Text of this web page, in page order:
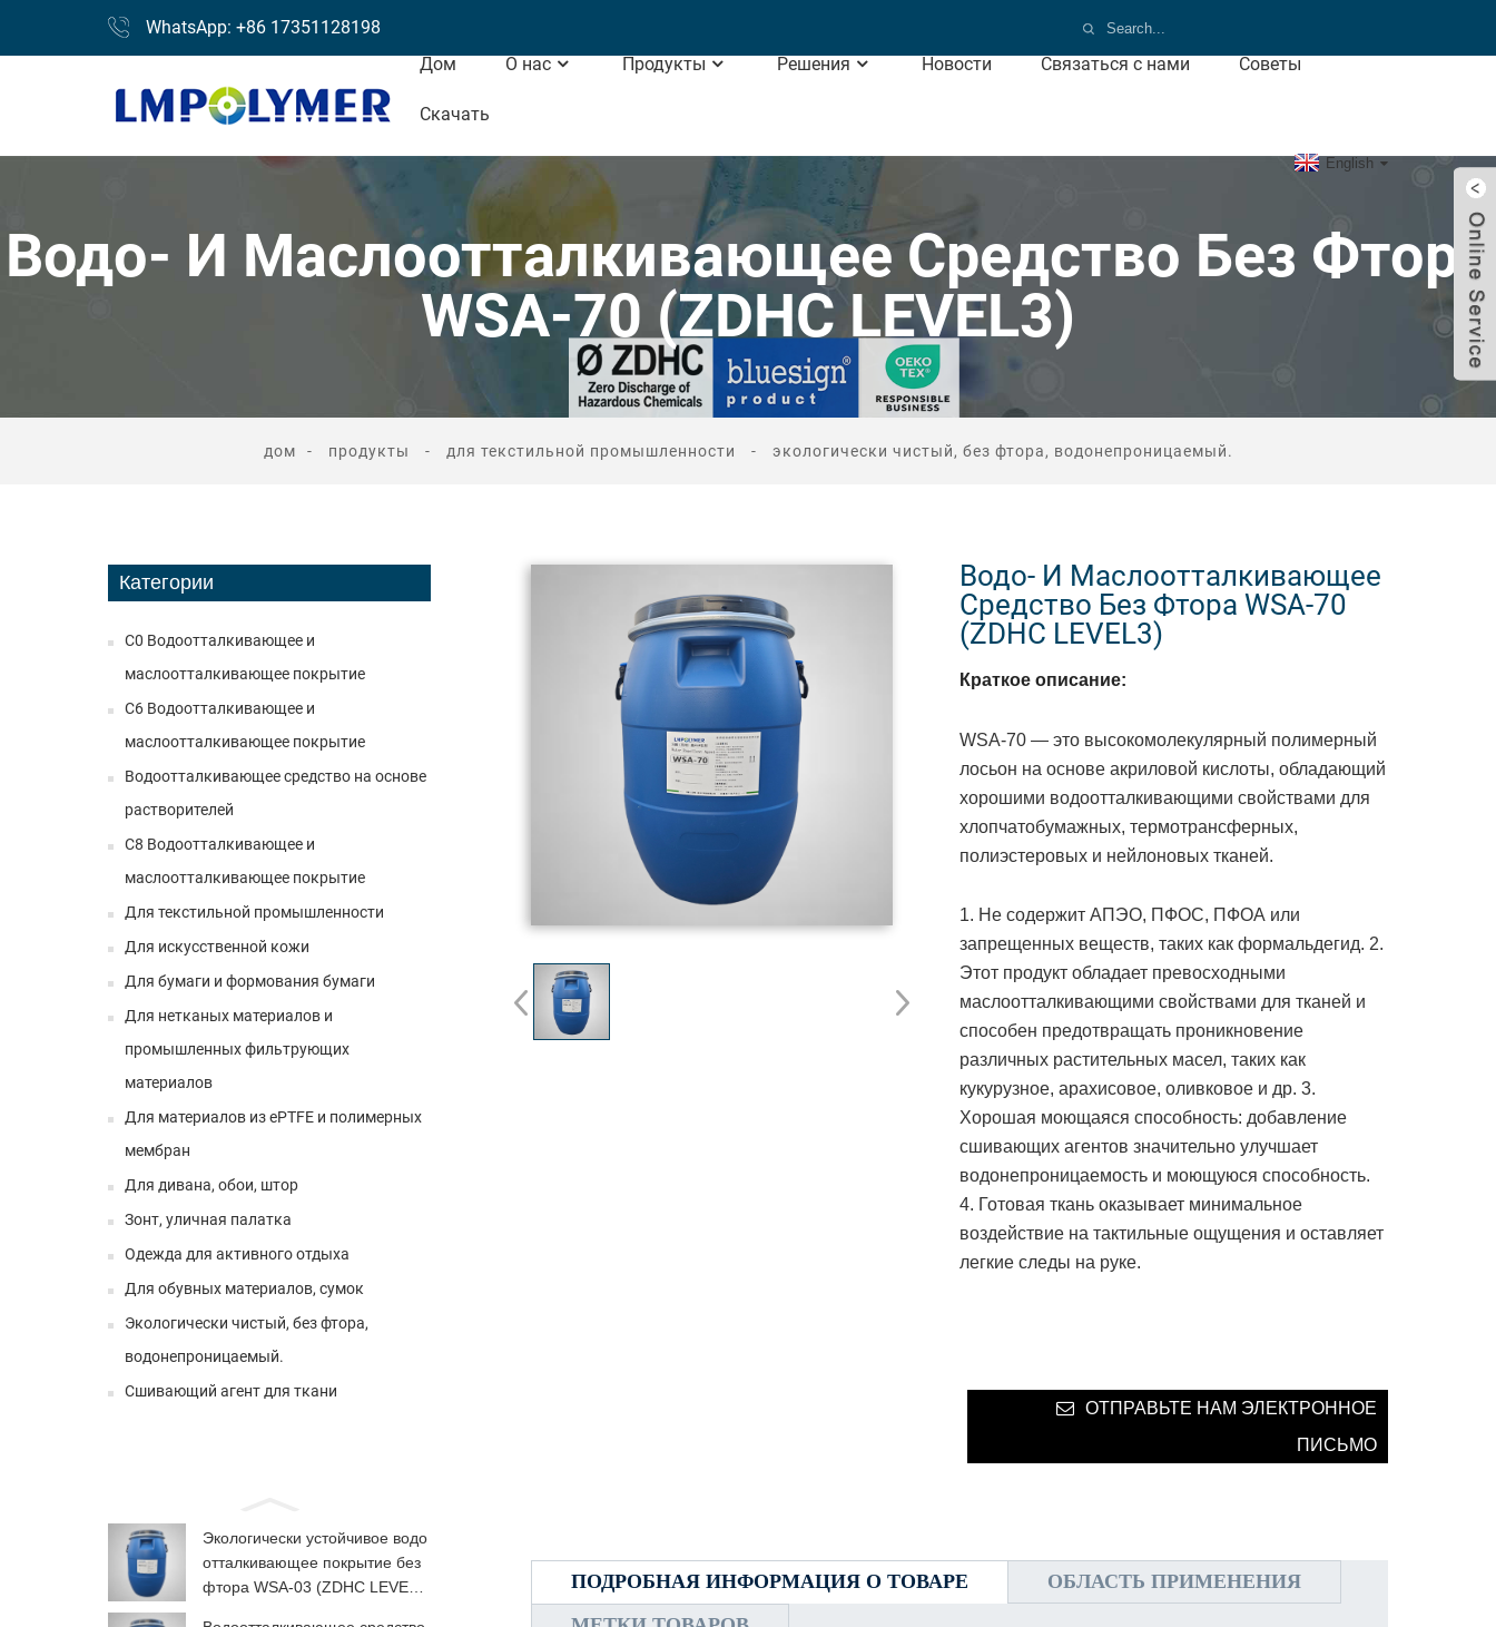
WhatsApp: +86 17351128198
Дом
О нас Продукты Решения Новости Связаться с нами Советы
Скачать
English
Водо- И Маслоотталкивающее Средство Без Фтора
WSA-70 (ZDHC LEVEL3)
дом продукты для текстильной промышленности экологически чистый, без фтора, водонепроницаемый.
Категории
C0 Водоотталкивающее и
маслоотталкивающее покрытие
C6 Водоотталкивающее и
маслоотталкивающее покрытие
Водоотталкивающее средство на основе
растворителей
C8 Водоотталкивающее и
маслоотталкивающее покрытие
Для текстильной промышленности
Для искусственной кожи
Для бумаги и формования бумаги
Для нетканых материалов и
промышленных фильтрующих
материалов
Для материалов из ePTFE и полимерных
мембран
Для дивана, обои, штор
Зонт, уличная палатка
Одежда для активного отдыха
Для обувных материалов, сумок
Экологически чистый, без фтора,
водонепроницаемый.
Сшивающий агент для ткани
Экологически устойчивое водо
отталкивающее покрытие без
фтора WSA-03 (ZDHC LEVEL
Водо- И Маслоотталкивающее
Средство Без Фтора WSA-70
(ZDHC LEVEL3)
Краткое описание:
WSA-70 — это высокомолекулярный полимерный
лосьон на основе акриловой кислоты, обладающий
хорошими водоотталкивающими свойствами для
хлопчатобумажных, термотрансферных,
полиэстеровых и нейлоновых тканей.
1. Не содержит АПЭО, ПФОС, ПФОА или
запрещенных веществ, таких как формальдегид. 2.
Этот продукт обладает превосходными
маслоотталкивающими свойствами для тканей и
способен предотвращать проникновение
различных растительных масел, таких как
кукурузное, арахисовое, оливковое и др. 3.
Хорошая моющаяся способность: добавление
сшивающих агентов значительно улучшает
водонепроницаемость и моющуюся способность.
4. Готовая ткань оказывает минимальное
воздействие на тактильные ощущения и оставляет
легкие следы на руке.
ОТПРАВЬТЕ НАМ ЭЛЕКТРОННОЕ
ПИСЬМО
ПОДРОБНАЯ ИНФОРМАЦИЯ О ТОВАРЕ
ОБЛАСТЬ ПРИМЕНЕНИЯ